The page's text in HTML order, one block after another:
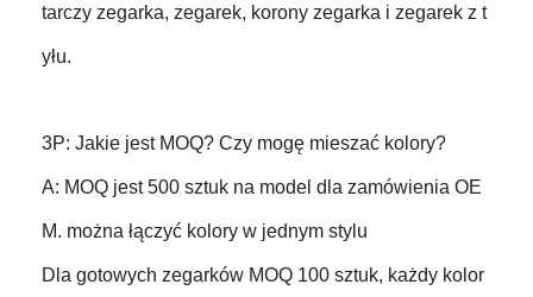
tarczy zegarka, zegarek, korony zegarka i zegarek z t
yłu.
3P: Jakie jest MOQ? Czy mogę mieszać kolory?
A: MOQ jest 500 sztuk na model dla zamówienia OE
M. można łączyć kolory w jednym stylu
Dla gotowych zegarków MOQ 100 sztuk, każdy kolor